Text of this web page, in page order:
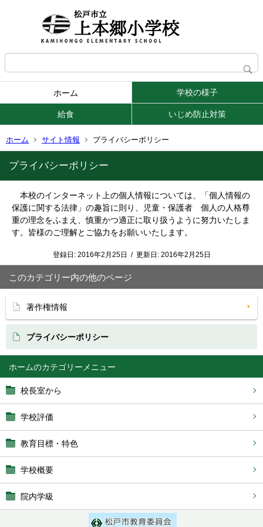
ホーム 学校の様子
給食 いじめ防止対策
ホーム サイト情報 プライバシーポリシー
ホーム
校長室から
学校評価
教育目標・特色
学校概要
院内学級
プライバシーポリシー
本校のインターネット上の個人情報については、「個人情報の
保護に関する法律」の趣旨に則り、児童・保護者 個人の人格尊
重の理念をふまえ、慎重かつ適正に取り扱うように努力いたしま
す。 皆様のご理解とご協力をお願いいたします。
登録日: 2016年2月25日 / 更新日: 2016年2月25日
このカテゴリー内の他のページ
著作権情報
プライバシーポリシー